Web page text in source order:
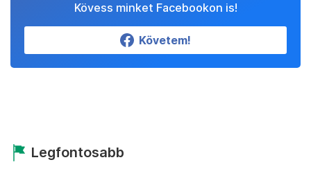
Kövess minket Facebookon is!
Követem!
Legfontosabb